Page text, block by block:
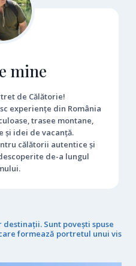
mine
de Călătorie!
experiențe din România
trasee montane,
și idei de vacanță.
călătorii autentice și
de-a lungul
Sunt povești spuse
formează portretul unui vis